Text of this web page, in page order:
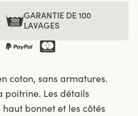
GARANTIE DE 100
LAVAGES
coton, sans armatures.
poitrine. Les détails
bonnet et les côtés